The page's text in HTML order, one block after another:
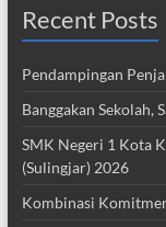
Recent Posts
Pendampingan
Banggakan Sekolah,
SMK Negeri 1 Kota
(Sulingjar) 2026
Kombinasi